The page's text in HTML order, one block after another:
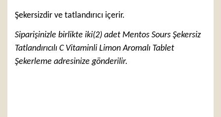
Şekersizdir ve tatlandırıcı içerir.
Siparişinizle birlikte iki(2) adet Mentos Sours Şekersiz
Tatlandırıcılı C Vitaminli Limon Aromalı Tablet
Şekerleme adresinize gönderilir.